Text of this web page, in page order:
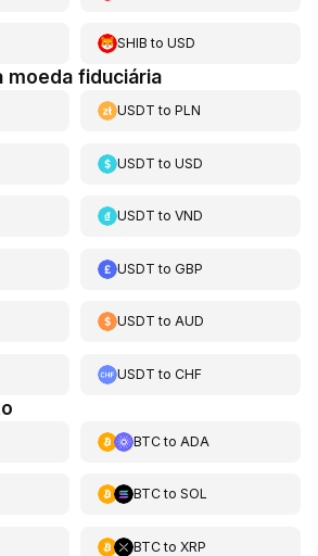
SHIB toUSD
moeda fiduciária
USDT toPLN
USDT toUSD
USDT toVND
USDT toGBP
USDT toAUD
USDT toCHF
BTCto ADA
BTCto SOL
BTCto XRP